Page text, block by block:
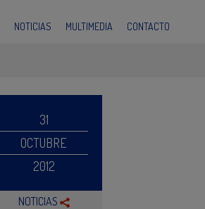
NOTICIAS MULTIMEDIA CONTACTO
31
OCTUBRE
2012
NOTICIAS